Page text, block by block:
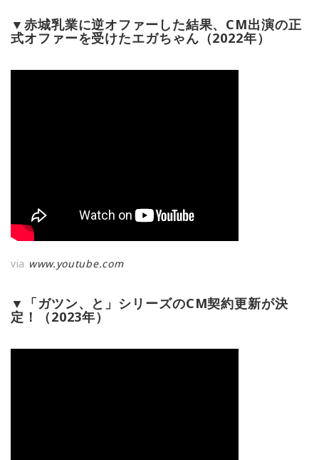
▼赤城乳業に逆オファーした結果、CM出演の正
式オファーを受けたエガちゃん（2022年）
via www.youtube.com
▼「ガツン、と」シリーズのCM契約更新が決
定！（2023年）